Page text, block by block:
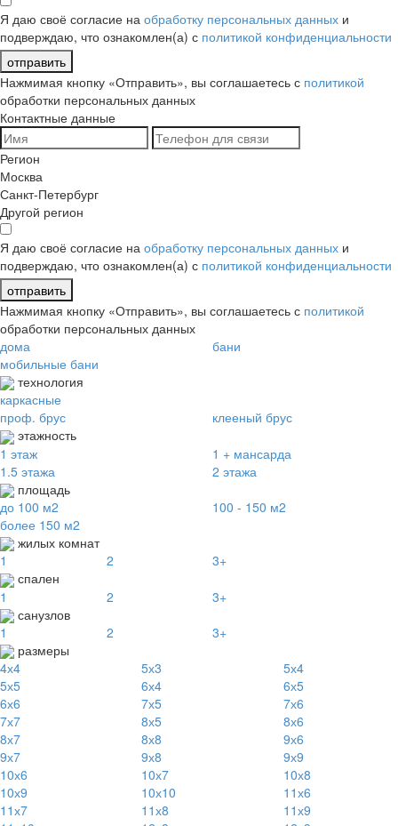
Я даю своё согласие на обработку персональных данных и
подверждаю, что ознакомлен(а) с политикой конфиденциальности
отправить
Нажмимая кнопку «Отправить», вы соглашаетесь с политикой
обработки персональных данных
Контактные данные
Регион
Москва
Санкт-Петербург
Другой регион
Я даю своё согласие на обработку персональных данных и
подверждаю, что ознакомлен(а) с политикой конфиденциальности
отправить
Нажмимая кнопку «Отправить», вы соглашаетесь с политикой
обработки персональных данных
дома
бани
мобильные бани
технология
каркасные
проф. брус
клееный брус
этажность
1 этаж
1 + мансарда
1.5 этажа
2 этажа
площадь
до 100 м2
100 - 150 м2
более 150 м2
жилых комнат
1
2
3+
спален
1
2
3+
санузлов
1
2
3+
размеры
4х4
5х3
5х4
5х5
6х4
6х5
6х6
7х5
7х6
7х7
8х5
8х6
8х7
8х8
9х6
9х7
9х8
9х9
10х6
10х7
10х8
10х9
10х10
11х6
11х7
11х8
11х9